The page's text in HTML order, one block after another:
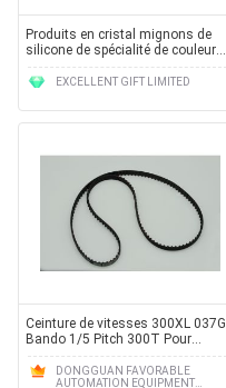
Produits en cristal mignons de
silicone de spécialité de couleur
verte avec un prix usine
EXCELLENT GIFT LIMITED
Ceinture de vitesses 300XL 037G
Bando 1/5 Pitch 300T Pour
coupeuse automatique GT7250
180500091
DONGGUAN FAVORABLE
AUTOMATION EQUIPMENT